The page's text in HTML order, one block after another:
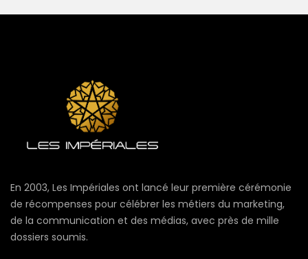
En 2003, Les Impériales ont lancé leur première cérémonie
de récompenses pour célébrer les métiers du marketing,
de la communication et des médias, avec près de mille
dossiers soumis.